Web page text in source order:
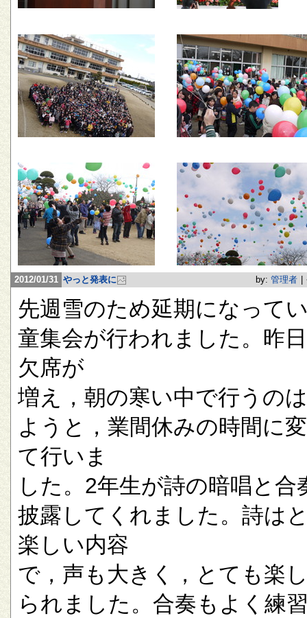
2012/01/31 やっと発表に by: 管理者
先週雪のため延期になって
童集会が行われました。昨
欠席が
増え，朝の寒い中で行うの
ようと，業間休みの時間に
て行いま
した。2年生が詩の暗唱と合
披露してくれました。詩は
楽しい内容
で，声も大きく，とても楽
られました。合奏もよく練